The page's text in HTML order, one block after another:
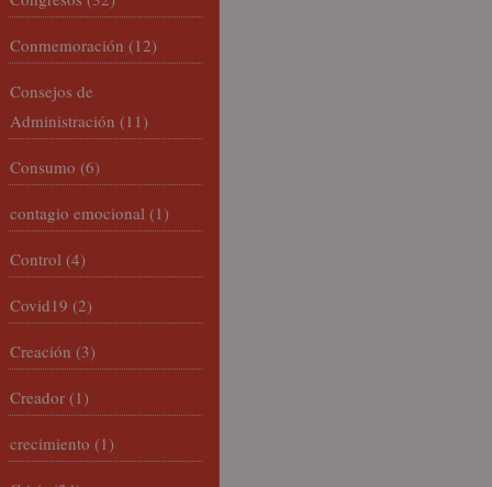
Conmemoración (12)
Consejos de
Administración (11)
Consumo (6)
contagio emocional (1)
Control (4)
Covid19 (2)
Creación (3)
Creador (1)
crecimiento (1)